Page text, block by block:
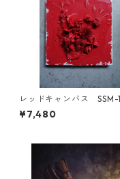
レッドキャンバス SSM-
¥7,480